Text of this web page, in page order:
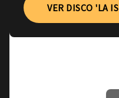
VER DISCO 'LA